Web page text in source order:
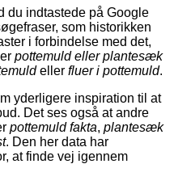
du indtastede på Google
som historikken
i forbindelse med det,
pottemuld eller plantesæk
eller fluer i pottemuld.
yderligere inspiration til at
Det ses også at andre
pottemuld fakta, plantesæk
. Den her data har
at finde vej igennem